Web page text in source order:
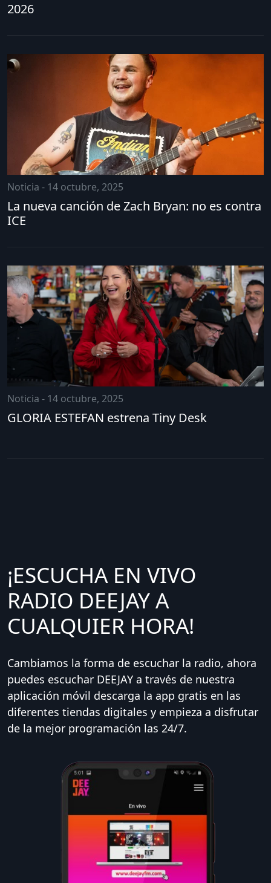
2026
Noticia - 14 octubre, 2025
La nueva canción de Zach Bryan: no es contra
ICE
Noticia - 14 octubre, 2025
GLORIA ESTEFAN estrena Tiny Desk
¡ESCUCHA EN VIVO
RADIO DEEJAY A
CUALQUIER HORA!
Cambiamos la forma de escuchar la radio, ahora
puedes escuchar DEEJAY a través de nuestra
aplicación móvil descarga la app gratis en las
diferentes tiendas digitales y empieza a disfrutar
de la mejor programación las 24/7.